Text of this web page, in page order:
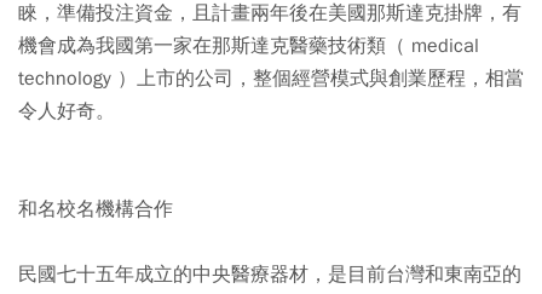
睞，準備投注資金，且計畫兩年後在美國那斯達克掛牌，有
機會成為我國第一家在那斯達克醫藥技術類（ medical
technology ）上市的公司，整個經營模式與創業歷程，相當
令人好奇。
和名校名機構合作
民國七十五年成立的中央醫療器材，是目前台灣和東南亞的